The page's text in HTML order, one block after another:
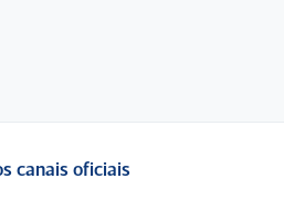
canais oficiais